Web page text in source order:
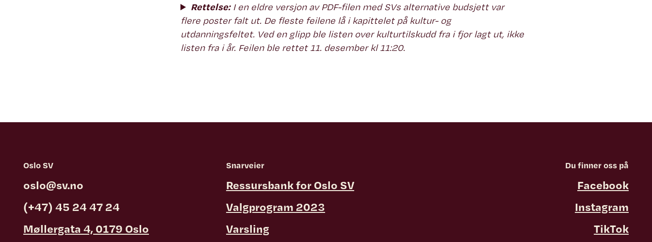
Rettelse:I en eldre versjon av PDF-filen med SVs alternative budsjett var
flere poster falt ut. De fleste feilene lå i kapittelet på kultur- og
utdanningsfeltet. Ved en glipp ble listen over kulturtilskudd fra i fjor lagt ut, ikke
listen fra i år. Feilen ble rettet 11. desember kl 11:20.
Oslo SV
oslo@sv.no
(+47) 45 24 47 24
Møllergata 4, 0179 Oslo
Snarveier
Ressursbank for Oslo SV
Valgprogram 2023
Varsling
Du finner oss på
Facebook
Instagram
TikTok